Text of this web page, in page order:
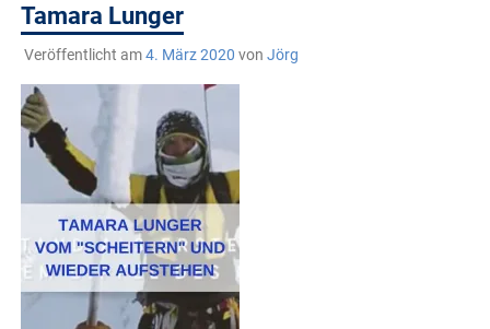
Tamara Lunger
Veröffentlicht am4. März 2020 von Jörg